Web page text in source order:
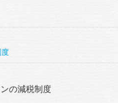
の減税制度